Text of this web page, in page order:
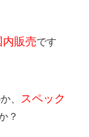
内販売です
、 スペック
？